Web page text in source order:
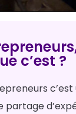
c’est ?
c’est
partage